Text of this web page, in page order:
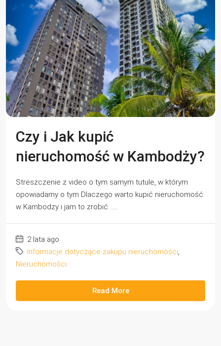
Czy i Jak kupić
nieruchomość w Kambodży?
Streszczenie z video o tym samym tutule, w którym
opowiadamy o tym Dlaczego warto kupić nieruchomość
w Kambodzy i jam to zrobić .....
2 lata ago
Informacje dotyczące zakupu nieruchomości,
Nieruchomości
Read More